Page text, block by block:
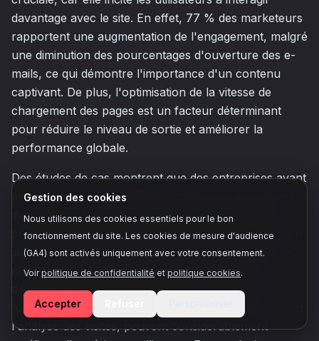
Gestion des cookies
Nous utilisons des cookies essentiels pour le bon
fonctionnement du site. Les cookies de mesure d'audience
(GA4) sont activés uniquement avec votre consentement.
Voir politique de confidentialité et politique cookies.
Accepter
davantage avec le site. En effet, 77 % des marketeurs
rapportent une augmentation de l'engagement, malgré
une diminution des pourcentages d'ouverture des e-
mails, ce qui démontre l'importance d'un contenu
captivant. De plus, l'optimisation de la vitesse de
chargement des pages est un facteur déterminant
pour réduire le niveau de sortie et améliorer la
performance globale.
Des études de cas montrent que des entreprises ayant
mis en œuvre ces stratégies, notamment en utilisant
des solutions numériques adaptées comme celles
proposées par Majoli, ont constaté une augmentation
significative de l'engagement et une diminution de leur
niveau de sortie. Par exemple, les packages de
développement web de Majoli, qui incluent des
fonctionnalités telles que le référencement optimisé et
l'analyse des visites, peuvent considérablement